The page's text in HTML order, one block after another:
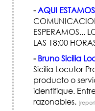
-AQUI ESTAMOS
ESPERAMOS...
LAS 18:00
- Bruno Sicilia
Sicilia Locutor
producto o
identifique.
razonables.